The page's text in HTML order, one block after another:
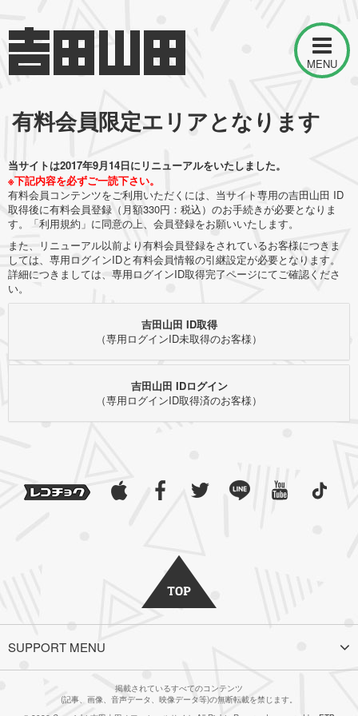
MENU
有料会員限定エリアとなります
当サイトは2017年9月14日にリニューアルをいたしました。
※下記内容を必ずご一読下さい。
有料会員コンテンツをご利用いただくには、当サイト専用の吉田山田 ID
取得後に有料会員登録（月額330円：税込）のお手続きが必要となりま
す。「利用規約」に同意の上、会員登録をお願いいたします。
また、リニューアル以前より有料会員登録をされているお客様につきま
しては、専用ログインIDと有料会員情報の引継設定が必要となります。
詳細につきましては、専用ログインID取得完了ページにてご確認くださ
い。
吉田山田 ID取得
（専用ログインID未取得のお客様）
吉田山田 IDログイン
（専用ログインID取得済のお客様）
SUPPORT MENU
掲載されているすべてのコンテンツ
(記事、画像、音声データ、映像データ等)の無断転載を禁じます。